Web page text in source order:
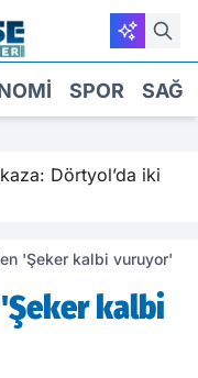
SPOR
Dörtyol’da iki
'Şeker kalbi vuruyor'
kalbi